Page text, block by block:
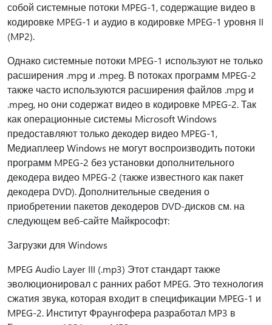
собой системные потоки MPEG-1, содержащие видео в
кодировке MPEG-1 и аудио в кодировке MPEG-1 уровня II
(MP2).
Однако системные потоки MPEG-1 используют не только
расширения .mpg и .mpeg. В потоках программ MPEG-2
также часто используются расширения файлов .mpg и
.mpeg, но они содержат видео в кодировке MPEG-2. Так
как операционные системы Microsoft Windows
предоставляют только декодер видео MPEG-1,
Медиаплеер Windows не могут воспроизводить потоки
программ MPEG-2 без установки дополнительного
декодера видео MPEG-2 (также известного как пакет
декодера DVD). Дополнительные сведения о
приобретении пакетов декодеров DVD-дисков см. на
следующем веб-сайте Майкрософт:
Загрузки для Windows
MPEG Audio Layer III (.mp3) Этот стандарт также
эволюционировал с ранних работ MPEG. Это технология
сжатия звука, которая входит в спецификации MPEG-1 и
MPEG-2. Институт Фраунгофера разработал MP3 в